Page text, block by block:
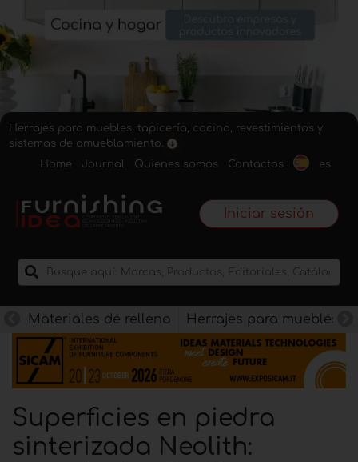
Herrajes para muebles, tapicería, cocina, revestimientos y
sistemas de amueblamiento.
Home
Journal Quienes somos Contactos es
Iniciar sesión
Materiales de relleno Herrajes para muebles
Superficies en piedra
sinterizada Neolith: